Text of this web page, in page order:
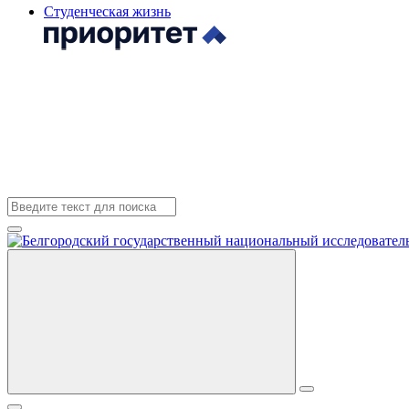
Студенческая жизнь